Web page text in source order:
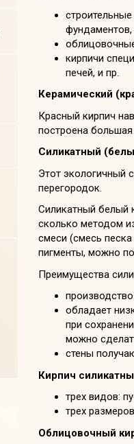
фундаментов,
кирпичи
печей, и пр.
Керамический
Красный кирпич
построена большая
Силикатный
Этот экологичный
перегородок.
Силикатный белый
сколько методом
смеси (смесь
пигменты, можно
Преимущества
обладает
при
можно
стены
Кирпич
трех видов:
трех
Облицовочный